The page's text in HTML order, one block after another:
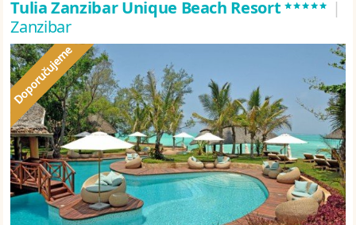
Tulia Zanzibar Unique Beach Resort***** |
Zanzibar